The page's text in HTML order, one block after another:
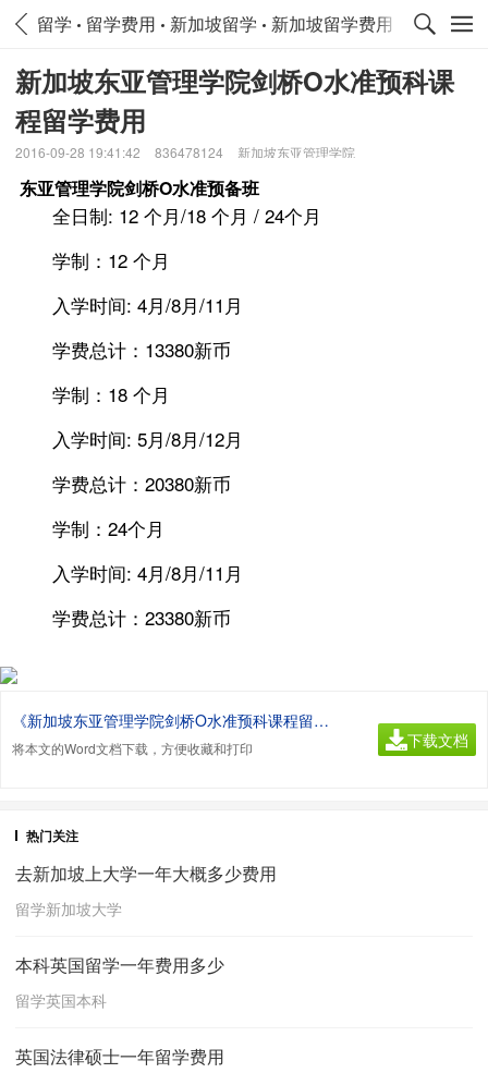
留学 留学费用 新加坡留学 新加坡留学费用
新加坡东亚管理学院剑桥O水准预科课
程留学费用
2016-09-28 19:41:42 836478124 新加坡东亚管理学院
东亚管理学院剑桥O水准预备班
全日制: 12 个月/18 个月 / 24个月
学制：12 个月
入学时间: 4月/8月/11月
学费总计：13380新币
学制：18 个月
入学时间: 5月/8月/12月
学费总计：20380新币
学制：24个月
入学时间: 4月/8月/11月
学费总计：23380新币
《新加坡东亚管理学院剑桥O水准预科课程留学费用.doc》
将本文的Word文档下载，方便收藏和打印 下载文档
热门关注
去新加坡上大学一年大概多少费用
留学新加坡大学
本科英国留学一年费用多少
留学英国本科
英国法律硕士一年留学费用